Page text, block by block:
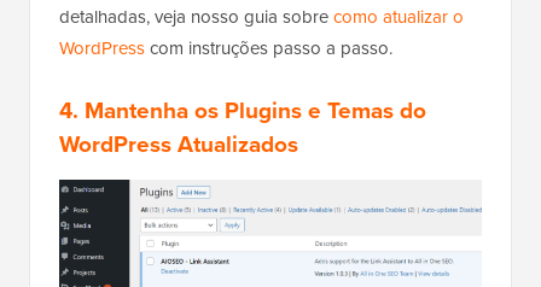
detalhadas, veja nosso guia sobrecomo atualizar o
WordPresscom instruções passo a passo.
4. Mantenha os Plugins e Temas do
WordPress Atualizados